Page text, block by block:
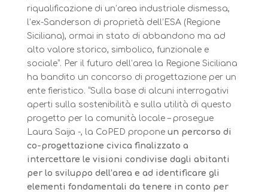
riqualificazione di un’area industriale dismessa,
l’ex-Sanderson di proprietà dell’ESA (Regione
Siciliana), ormai in stato di abbandono ma ad
alto valore storico, simbolico, funzionale e
sociale”. Per il futuro dell’area la Regione Siciliana
ha bandito un concorso di progettazione per un
ente fieristico. “Sulla base di alcuni interrogativi
aperti sulla sostenibilità e sulla utilità di questo
progetto per la comunità locale – prosegue
Laura Saija -, la CoPED propone un percorso di
co-progettazione civica finalizzato a
intercettare le visioni condivise dagli abitanti
per lo sviluppo dell’area e ad identificare gli
elementi fondamentali da tenere in conto per